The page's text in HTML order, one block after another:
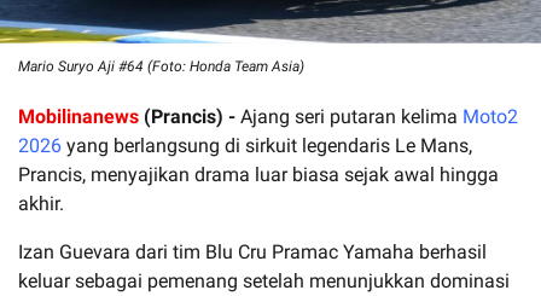
Mario Suryo Aji #64 (Foto: Honda Team Asia)
Mobilinanews (Prancis) - Ajang seri putaran kelima Moto2
2026 yang berlangsung di sirkuit legendaris Le Mans,
Prancis, menyajikan drama luar biasa sejak awal hingga
akhir.
Izan Guevara dari tim Blu Cru Pramac Yamaha berhasil
keluar sebagai pemenang setelah menunjukkan dominasi